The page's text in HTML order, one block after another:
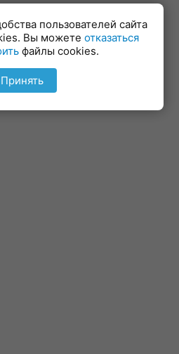
пользователей сайта
Вы можете отказаться
файлы cookies.
Принять